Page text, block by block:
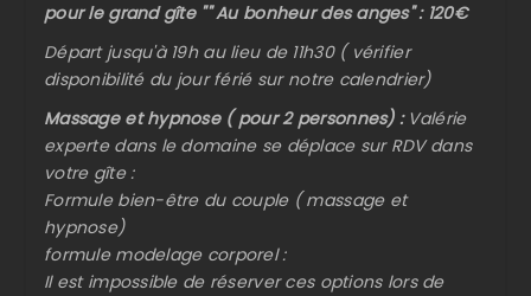
pour le grand gîte "" Au bonheur des anges" : 120€
Départ jusqu'à 19h au lieu de 11h30 ( vérifier
disponibilité du jour férié sur notre calendrier)
Massage et hypnose ( pour 2 personnes) : Valérie
experte dans le domaine se déplace sur RDV dans
votre gîte :
Formule bien-être du couple ( massage et
hypnose)
formule modelage corporel :
Il est impossible de réserver ces options lors de